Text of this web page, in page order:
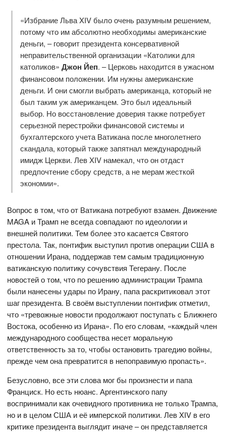
«Избрание Льва XIV было очень разумным решением,
потому что им абсолютно необходимы американские
деньги, – говорит президента консервативной
неправительственной организации «Католики для
католиков» Джон Йеп. – Церковь находится в ужасном
финансовом положении. Им нужны американские
деньги. И они смогли выбрать американца, который не
был таким уж американцем. Это был идеальный
выбор. Но восстановление доверия также потребует
серьезной перестройки финансовой системы и
бухгалтерского учета Ватикана после многолетнего
скандала, который также запятнал международный
имидж Церкви. Лев XIV намекал, что он отдаст
предпочтение сбору средств, а не мерам жесткой
экономии».
Вопрос в том, что от Ватикана потребуют взамен. Движение
MAGA и Трамп не всегда совпадают по идеологии и
внешней политики. Тем более это касается Святого
престола. Так, понтифик выступил против операции США в
отношении Ирана, поддержав тем самым традиционную
ватиканскую политику сочувствия Тегерану. После
новостей о том, что по решению администрации Трампа
были нанесены удары по Ирану, папа раскритиковал этот
шаг президента. В своём выступлении понтифик отметил,
что «тревожные новости продолжают поступать с Ближнего
Востока, особенно из Ирана». По его словам, «каждый член
международного сообщества несет моральную
ответственность за то, чтобы остановить трагедию войны,
прежде чем она превратится в непоправимую пропасть».
Безусловно, все эти слова мог бы произнести и папа
Франциск. Но есть нюанс. Аргентинского папу
воспринимали как очевидного противника не только Трампа,
но и в целом США и её имперской политики. Лев XIV в его
критике президента выглядит иначе – он представляется